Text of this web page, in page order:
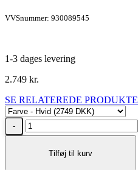
VVSnummer: 930089545
1-3 dages levering
2.749 kr.
SE RELATEREDE
BLANCO
DALAGO
Tilføj til kurv